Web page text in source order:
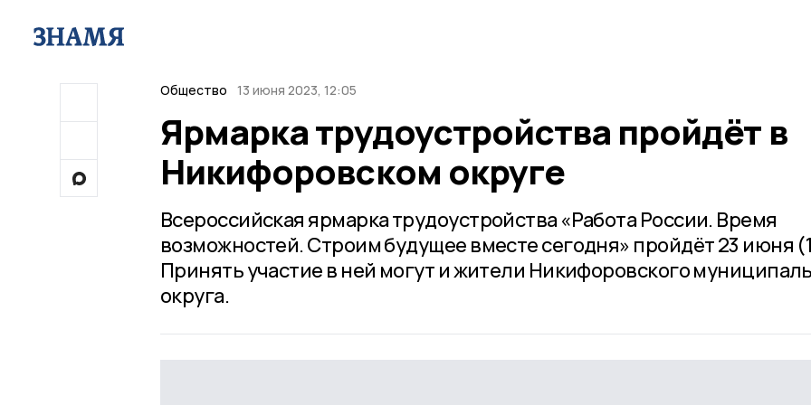
Общество 13 июня 2023, 12:05
Ярмарка трудоустройства пройдёт в
Никифоровском округе
Всероссийская ярмарка трудоустройства «Работа России. Время
возможностей. Строим будущее вместе сегодня» пройдёт 23 июня
Принять участие в ней могут и жители Никифоровского
округа.